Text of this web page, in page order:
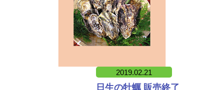
2019.02.21
日生の牡蠣 販売終了